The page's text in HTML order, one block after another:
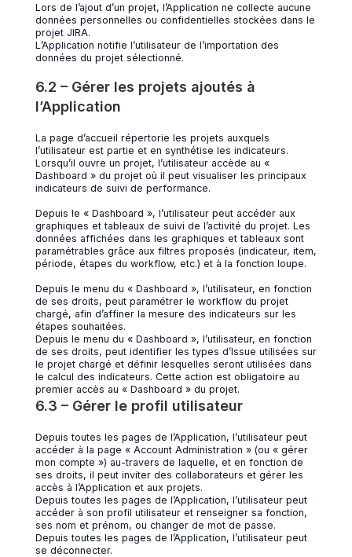
Lors de l’ajout d’un projet, l’Application ne collecte aucune
données personnelles ou confidentielles stockées dans le
projet JIRA.
L’Application notifie l’utilisateur de l’importation des
données du projet sélectionné.
6.2 – Gérer les projets ajoutés à
l’Application
La page d’accueil répertorie les projets auxquels
l’utilisateur est partie et en synthétise les indicateurs.
Lorsqu’il ouvre un projet, l’utilisateur accède au «
Dashboard » du projet où il peut visualiser les principaux
indicateurs de suivi de performance.
Depuis le « Dashboard », l’utilisateur peut accéder aux
graphiques et tableaux de suivi de l’activité du projet. Les
données affichées dans les graphiques et tableaux sont
paramétrables grâce aux filtres proposés (indicateur, item,
période, étapes du workflow, etc.) et à la fonction loupe.
Depuis le menu du « Dashboard », l’utilisateur, en fonction
de ses droits, peut paramétrer le workflow du projet
chargé, afin d’affiner la mesure des indicateurs sur les
étapes souhaitées.
Depuis le menu du « Dashboard », l’utilisateur, en fonction
de ses droits, peut identifier les types d’Issue utilisées sur
le projet chargé et définir lesquelles seront utilisées dans
le calcul des indicateurs. Cette action est obligatoire au
premier accès au « Dashboard » du projet.
6.3 – Gérer le profil utilisateur
Depuis toutes les pages de l’Application, l’utilisateur peut
accéder à la page « Account Administration » (ou « gérer
mon compte ») au-travers de laquelle, et en fonction de
ses droits, il peut inviter des collaborateurs et gérer les
accès à l’Application et aux projets.
Depuis toutes les pages de l’Application, l’utilisateur peut
accéder à son profil utilisateur et renseigner sa fonction,
ses nom et prénom, ou changer de mot de passe.
Depuis toutes les pages de l’Application, l’utilisateur peut
se déconnecter.